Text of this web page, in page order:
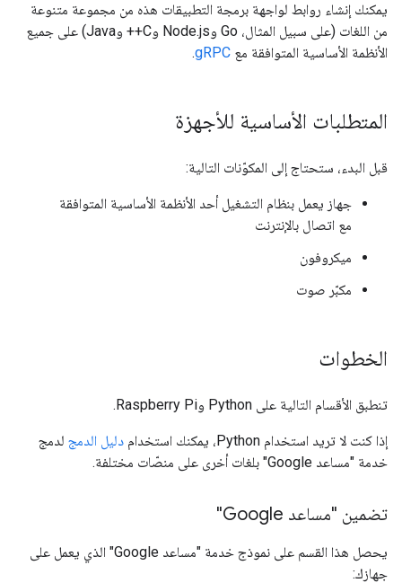
يمكنك إنشاء روابط لواجهة برمجة التطبيقات هذه من مجموعة متنوعة
من اللغات (على سبيل المثال، Go وNode.js وC++ وJava) على جميع
الأنظمة الأساسية المتوافقة مع gRPC
.
المتطلبات الأساسية للأجهزة
قبل البدء، ستحتاج إلى المكوّنات التالية:
جهاز يعمل بنظام التشغيل أحد الأنظمة الأساسية المتوافقة
مع اتصال بالإنترنت
ميكروفون
مكبّر صوت
الخطوات
تنطبق الأقسام التالية على Python وRaspberry Pi.
إذا كنت لا تريد استخدام Python، يمكنك استخدام دليل الدمج لدمج
خدمة "مساعد Google" بلغات أخرى على منصّات مختلفة.
تضمين "مساعد Google"
يحصل هذا القسم على نموذج خدمة "مساعد Google" الذي يعمل على
جهازك: